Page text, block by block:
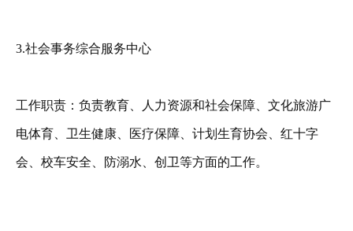
3.社会事务综合服务中心
工作职责：负责教育、人力资源和社会保障、文化旅游广
电体育、卫生健康、医疗保障、计划生育协会、红十字
会、校车安全、防溺水、创卫等方面的工作。